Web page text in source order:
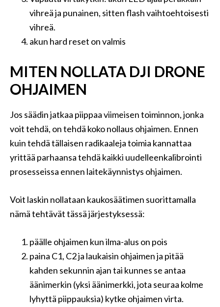
vihreä ja punainen, sitten flash vaihtoehtoisesti
vihreä.
akun hard reset on valmis
MITEN NOLLATA DJI DRONE
OHJAIMEN
Jos säädin jatkaa piippaa viimeisen toiminnon, jonka
voit tehdä, on tehdä koko nollaus ohjaimen. Ennen
kuin tehdä tällaisen radikaaleja toimia kannattaa
yrittää parhaansa tehdä kaikki uudelleenkalibrointi
prosesseissa ennen laitekäynnistys ohjaimen.
Voit laskin nollataan kaukosäätimen suorittamalla
nämä tehtävät tässä järjestyksessä:
päälle ohjaimen kun ilma-alus on pois
paina C1, C2 ja laukaisin ohjaimen ja pitää
kahden sekunnin ajan tai kunnes se antaa
äänimerkin (yksi äänimerkki, jota seuraa kolme
lyhyttä piippauksia) kytke ohjaimen virta.